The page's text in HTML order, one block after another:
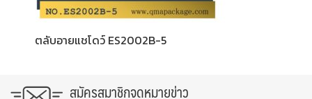
ตลับอายแชโดว์ ES2002B-5
สมัครสมาชิกจดหมายข่าว